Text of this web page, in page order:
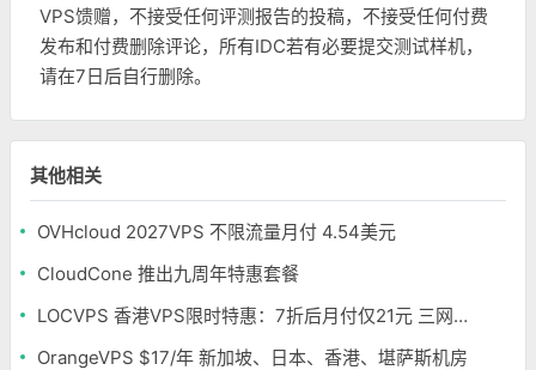
VPS馈赠，不接受任何评测报告的投稿，不接受任何付费
发布和付费删除评论，所有IDC若有必要提交测试样机，
请在7日后自行删除。
其他相关
OVHcloud 2027VPS 不限流量月付 4.54美元
CloudCone 推出九周年特惠套餐
LOCVPS 香港VPS限时特惠：7折后月付仅21元 三网优化BGP线路 可选原生IP
OrangeVPS $17/年 新加坡、日本、香港、堪萨斯机房